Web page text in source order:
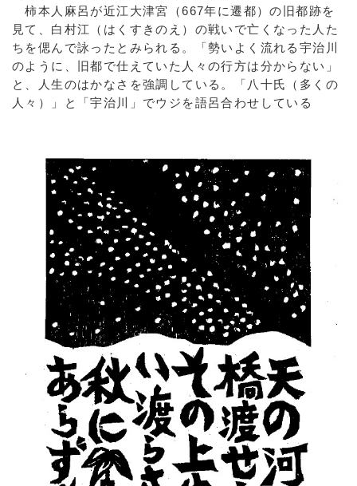
柿本人麻呂が近江大津宮（667年に遷都）の旧都跡を
見て、白村江（はくすきのえ）の戦いで亡くなった人た
ちを偲んで詠ったとみられる。「勢いよく流れる宇治川
のように、旧都で仕えていた人々の行方は分からない」
と、人生のはかなさを強調している。「八十氏（多くの
人々）」と「宇治川」でウジを語呂合わせしている